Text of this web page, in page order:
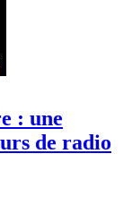
: une
de radio